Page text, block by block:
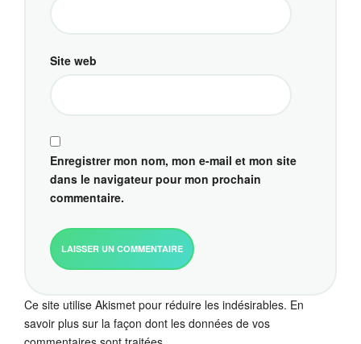
Site web
Enregistrer mon nom, mon e-mail et mon site
dans le navigateur pour mon prochain
commentaire.
Ce site utilise Akismet pour réduire les indésirables. En
savoir plus sur la façon dont les données de vos